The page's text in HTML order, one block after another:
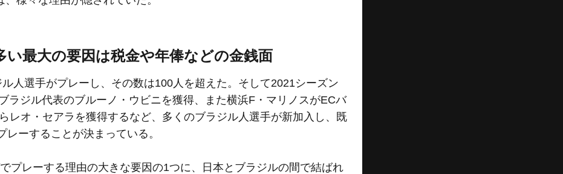
最大の要因は税金や年俸などの金銭面
人選手がプレーし、その数は100人を超えた。そして2021シーズン
ラジル代表のブルーノ・ウビニを獲得、また横浜F・マリノスがECバ
レオ・セアラを獲得するなど、多くのブラジル人選手が新加入し、既
ーすることが決まっている。
プレーする理由の大きな要因の1つに、日本とブラジルの間で結ばれ